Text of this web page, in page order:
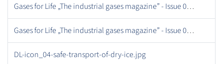
Gases for Life „The industrial gases magazine” - Issue 07, September 2012 .pdf
Gases for Life „The industrial gases magazine” - Issue 05, April 2012 .pdf
DL-icon_04-safe-transport-of-dry-ice.jpg